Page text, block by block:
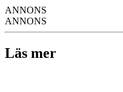
ANNONS
ANNONS
Läs mer